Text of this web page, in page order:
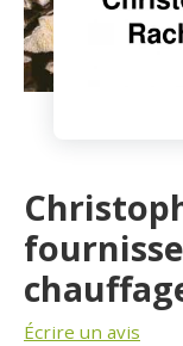
ESPACE PRO
Écrire un avis